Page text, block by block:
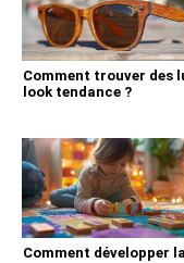
Comment trouver des
look tendance ?
Comment développer